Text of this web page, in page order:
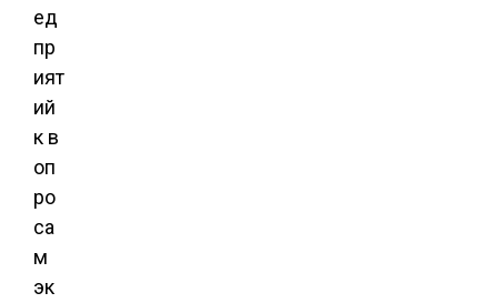
ед
пр
ият
ий
к в
оп
ро
са
м
эк